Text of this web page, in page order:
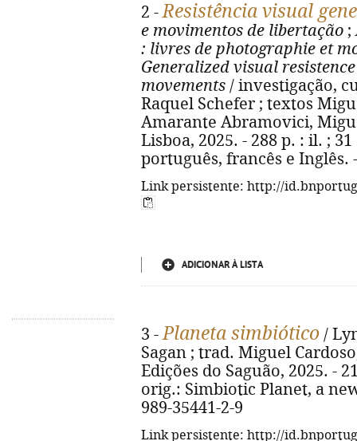
2 -Resistência visual
e movimentos de libertação ;
: livres de photographie et
Generalized visual resistence
movements / investigação,
Raquel Schefer ; textos
Amarante Abramovici,
Lisboa, 2025. - 288 p. : il. ;
português, francês e Inglês.
Link persistente: http://
ADICIONAR À LISTA
3 -Planeta simbiótico /
Sagan ; trad. Miguel
Edições do Saguão, 2025. -
orig.: Simbiotic Planet, a
989-35441-2-9
Link persistente: http://